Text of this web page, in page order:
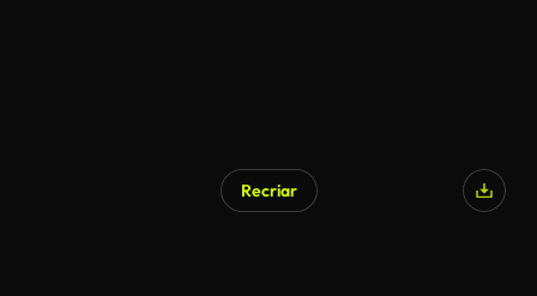
Recriar